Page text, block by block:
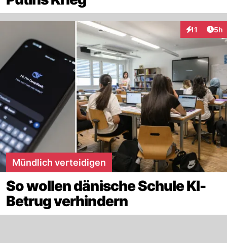
11 5h
Mündlich verteidigen
So wollen dänische Schule KI-
Betrug verhindern